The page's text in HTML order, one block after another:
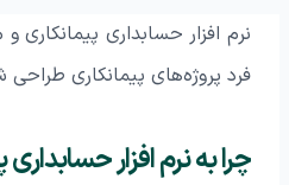
نرم افزار حسابداری
فرد پروژه‌های پیمانکاری
چرا به نرم افزار حسابداری